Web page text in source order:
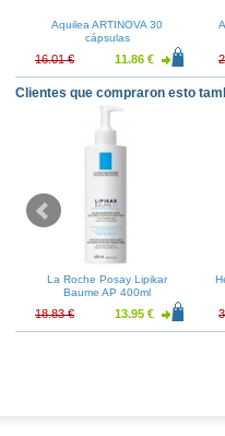
Aquilea ARTINOVA 30
cápsulas
16.01 € 11.86 €
Clientes que compraron esto
La Roche Posay Lipikar
Baume AP 400ml
18.83 € 13.95 €